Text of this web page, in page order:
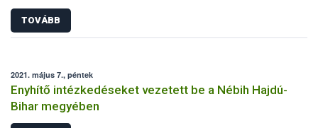
felhasználása
TOVÁBB
2021. május 7., péntek
Enyhítő intézkedéseket vezetett be a Nébih Hajdú-
Bihar megyében